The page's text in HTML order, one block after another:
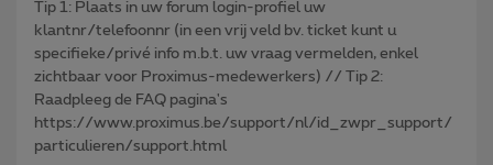
Tip 1: Plaats in uw forum login-profiel uw
klantnr/telefoonnr (in een vrij veld bv. ticket kunt u
specifieke/privé info m.b.t. uw vraag vermelden, enkel
zichtbaar voor Proximus-medewerkers) // Tip 2:
Raadpleeg de FAQ pagina's
https://www.proximus.be/support/nl/id_zwpr_support/
particulieren/support.html